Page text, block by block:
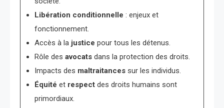
Libération conditionnelle : enjeux et
fonctionnement.
Accès à la justice pour tous les détenus.
Rôle des avocatsdans la protection des droits.
Impacts des maltraitancessur les individus.
Équité et respectdes droits humains sont
primordiaux.